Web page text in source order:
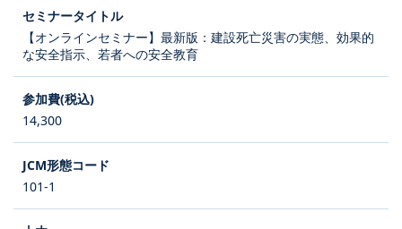
【オンラインセミナー】最新版：建設死亡災害の実態、効果的
な安全指示、若者への安全教育
14,300
101-1